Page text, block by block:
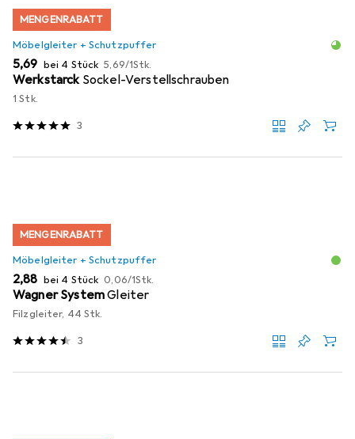
MENGENRABATT
Möbelgleiter + Schutzpuffer
EUR
5,69 bei 4 Stück EUR
5,69/1Stk.
Werkstarck Sockel-Verstellschrauben
1 Stk.
3
MENGENRABATT
Möbelgleiter + Schutzpuffer
EUR
2,88 bei 4 Stück EUR
0,06/1Stk.
Wagner SystemGleiter
Filzgleiter, 44 Stk.
3